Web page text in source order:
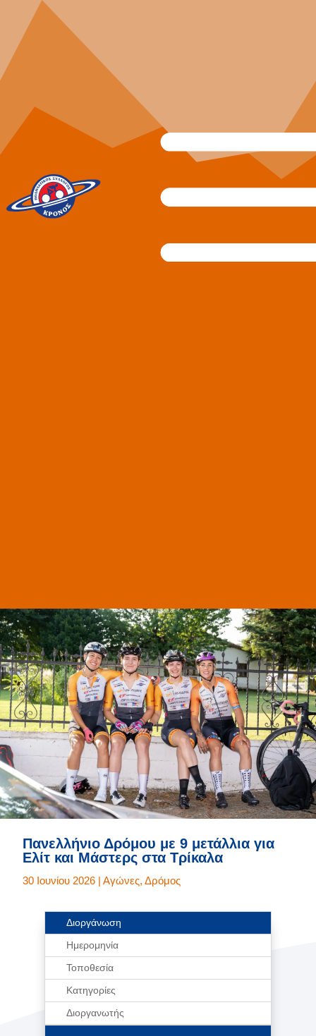
Πανελλήνιο Δρόμου με 9 μετάλλια για
Ελίτ και Μάστερς στα Τρίκαλα
30 Ιουνίου 2026| Αγώνες, Δρόμος
Διοργάνωση
Ημερομηνία
Τοποθεσία
Κατηγορίες
Διοργανωτής